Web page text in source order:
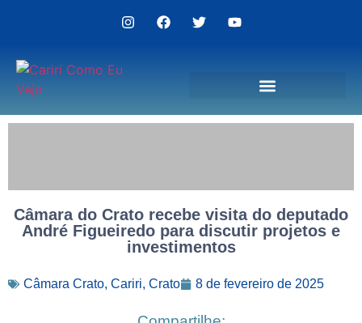
Câmara do Crato recebe visita do deputado
André Figueiredo para discutir projetos e
investimentos
Câmara Crato, Cariri, Crato 8 de fevereiro de 2025